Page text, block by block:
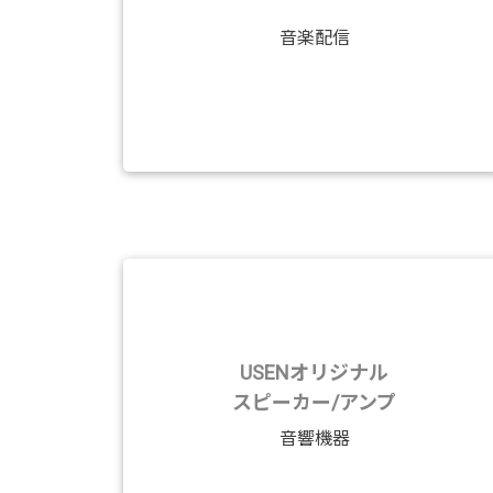
音楽配信
USENオリジナル
スピーカー/アンプ
音響機器